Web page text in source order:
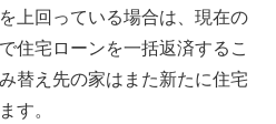
上回っている場合は、現在の
住宅ローンを一括返済するこ
替え先の家はまた新たに住宅
す。